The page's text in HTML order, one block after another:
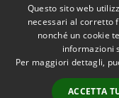
RSS
Accessibilità
Questo sito web
necessari al corretto
nonché un cookie
informazioni
Per maggiori dettagli,
ACCETTA